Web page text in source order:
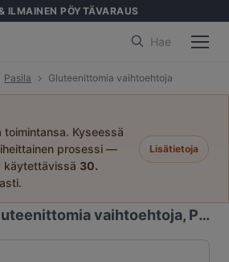
ILMAINEN PÖYTÄVARAUS
Hae
Pasila Gluteenittomia vaihtoehtoja
toimintansa. Kyseessä
prosessi —
käytettävissä 30.
asti.
Lisätietoja
vaihtoehtoja, Pasila, Helsinki